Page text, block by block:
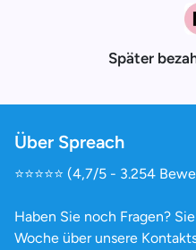
Später
Über Spreach
⭐️⭐️⭐️⭐️⭐️ (4,7/5 - 3.254
Haben Sie noch Fragen?
Woche über unsere